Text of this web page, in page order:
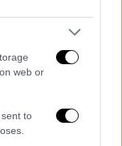
web or
to
αισθάνεται
μέχρι
του
συνεχίζει να